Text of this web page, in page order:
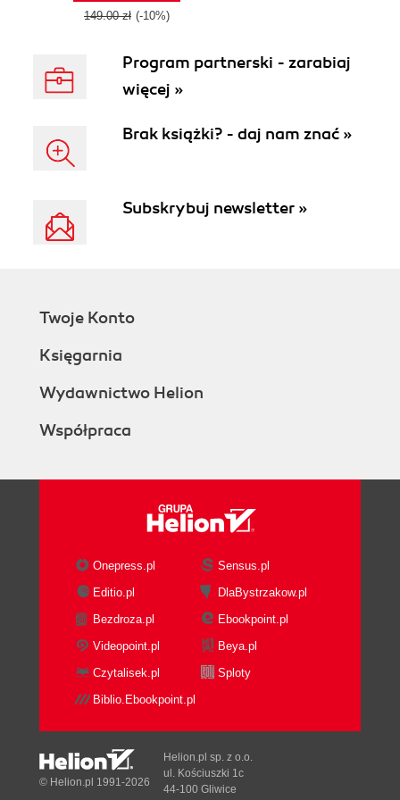
149.00 zł (-10%)
Program partnerski - zarabiaj
więcej »
Brak książki? - daj nam znać »
Subskrybuj newsletter »
Twoje Konto
Księgarnia
Wydawnictwo Helion
Współpraca
Onepress.pl
Sensus.pl
Editio.pl
DlaBystrzakow.pl
Bezdroza.pl
Ebookpoint.pl
Videopoint.pl
Beya.pl
Czytalisek.pl
Sploty
Biblio.Ebookpoint.pl
© Helion.pl 1991-2026
Helion.pl sp. z o.o.
ul. Kościuszki 1c
44-100 Gliwice